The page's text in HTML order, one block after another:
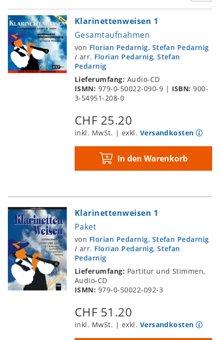
Klarinettenweisen 1
Gesamtaufnahmen
von Florian Pedarnig, Stefan Pedarnig
/ arr. Florian Pedarnig,Stefan
Pedarnig
Lieferumfang: Audio-CD
ISMN: 979-0-50022-090-9 | ISBN:900-
3-54951-208-0
CHF 25.20
inkl. MwSt. | exkl. Versandkosten
In den Warenkorb
Klarinettenweisen 1
Paket
von Florian Pedarnig, Stefan Pedarnig
/ arr. Florian Pedarnig,Stefan
Pedarnig
Lieferumfang: Partitur und Stimmen,
Audio-CD
ISMN: 979-0-50022-092-3
CHF 51.20
inkl. MwSt. | exkl. Versandkosten